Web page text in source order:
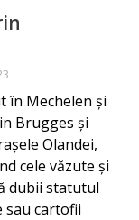
în Mechelen și
Brugges și
Olandei,
cele văzute și
dubii statutul
sau cartofii